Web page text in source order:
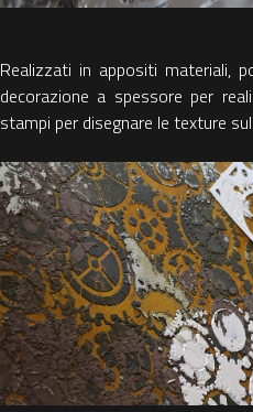
Realizzati in appositi materiali,
decorazione a spessore per
stampi per disegnare le texture